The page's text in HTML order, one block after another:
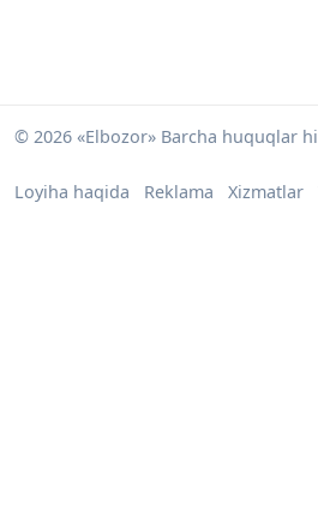
© 2026 «Elbozor» Barcha huquqlar
Loyiha haqida Reklama Xizmatlar